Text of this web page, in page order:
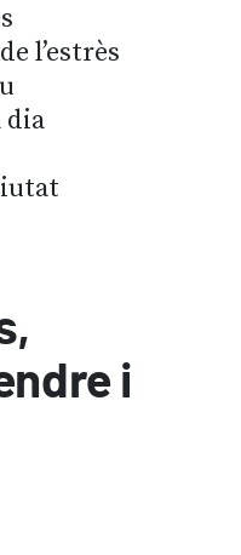
l’estrès
dia
i